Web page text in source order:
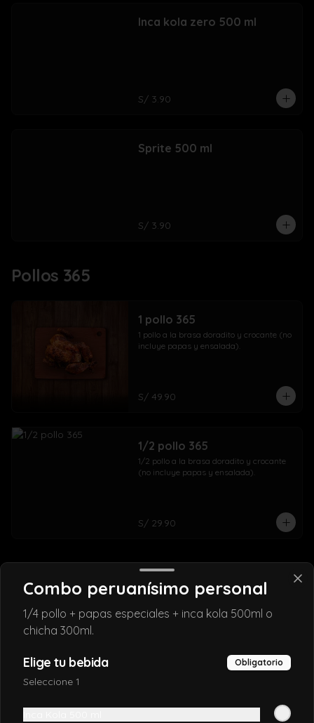
Inca kola zero 500 ml
S/ 3.90
Sprite 500 ml
S/ 3.90
Pollos 365
1 pollo 365
1 pollo a la brasa doradito y crocante (no
incluye papas y ensalada).
S/ 49.90
1/2 pollo 365
1/2 pollo a la brasa doradito y crocante
(no incluye papas y ensalada).
S/ 29.90
Conócenos
Combo peruanísimo personal
1/4 pollo + papas especiales + inca kola 500ml o
chicha 300ml.
Elige tu bebida Obligatorio
Seleccione 1